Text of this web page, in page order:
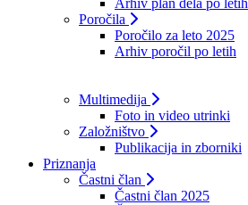
Poročila
Poročilo za leto 2025
Arhiv poročil po letih
Multimedija
Foto in video utrinki
Založništvo
Publikacija in zborniki
Priznanja
Častni član
Častni član 2025